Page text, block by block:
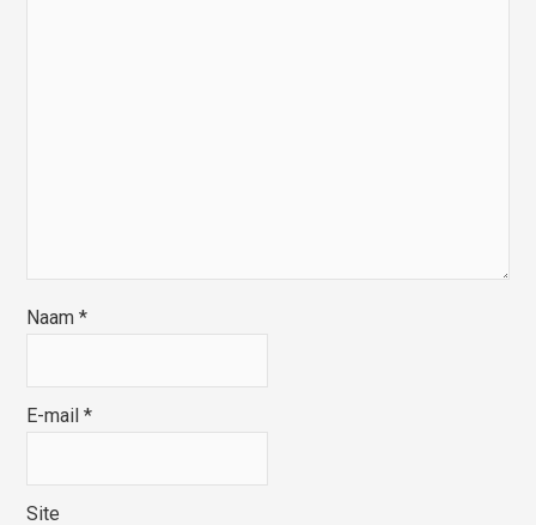
Naam*
E-mail*
Site